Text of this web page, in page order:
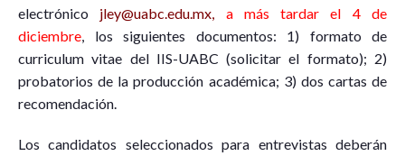
electrónico jley@uabc.edu.mx, a más tardar el 4 de
diciembre, los siguientes documentos: 1) formato de
curriculum vitae del IIS-UABC (solicitar el formato); 2)
probatorios de la producción académica; 3) dos cartas de
recomendación.
Los candidatos seleccionados para entrevistas deberán